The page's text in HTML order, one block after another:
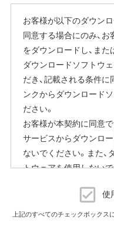
設定画面を表示してい
内の「ファームウェア
い"に変更することで停
設定画面の表示方法の
または、当社ホームペ
ガイド」をご覧ください
本機能にはその他に下記
ファームウェア自動更
くなります。
従量制課金契約の場合
よる通信費用や、パケ
お客様が以下のダウン
同意する場合にのみ、
をダウンロードし、ま
ダウンロードソフトウ
だき、記載される条件
ンクからダウンロード
ださい。
お客様が本契約に同意
サービスからダウンロ
ないでください。また
トウェアを使用しない
ダウンロード
（株）バッファロー（以
ンロードソフトウェア
使
上記のすべてのチェックボック